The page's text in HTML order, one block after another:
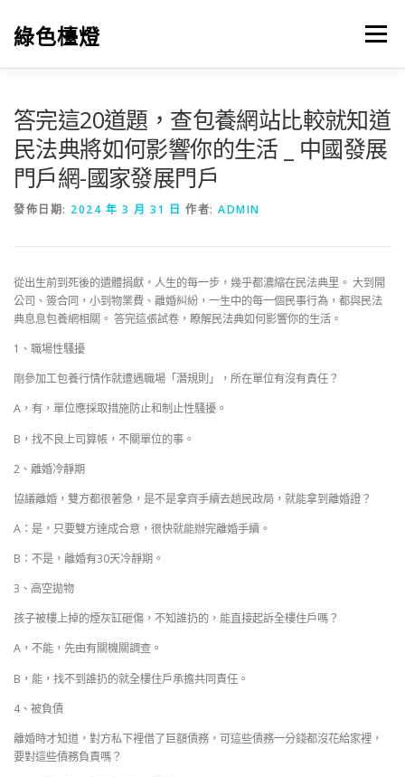
綠色檯燈 選單
答完這20道題，查包養網站比較就知道
民法典將如何影響你的生活 _ 中國發展
門戶網-國家發展門戶
發佈日期: 2024 年 3 月 31 日 作者: ADMIN
從出生前到死後的遺體捐獻，人生的每一步，幾乎都濃縮在民法典里。 大到開
公司、簽合同，小到物業費、離婚糾紛，一生中的每一個民事行為，都與民法
典息息包養網相關。 答完這張試卷，瞭解民法典如何影響你的生活。
1、職場性騷擾
剛參加工包養行情作就遭遇職場「潛規則」，所在單位有沒有責任？
A，有，單位應採取措施防止和制止性騷擾。
B，找不良上司算帳，不關單位的事。
2、離婚冷靜期
協議離婚，雙方都很著急，是不是拿齊手續去趟民政局，就能拿到離婚證？
A：是，只要雙方達成合意，很快就能辦完離婚手續。
B：不是，離婚有30天冷靜期。
3、高空拋物
孩子被樓上掉的煙灰缸砸傷，不知誰扔的，能直接起訴全樓住戶嗎？
A，不能，先由有關機關調查。
B，能，找不到誰扔的就全樓住戶承擔共同責任。
4、被負債
離婚時才知道，對方私下裡借了巨額債務，可這些債務一分錢都沒花給家裡，
要對這些債務負責嗎？